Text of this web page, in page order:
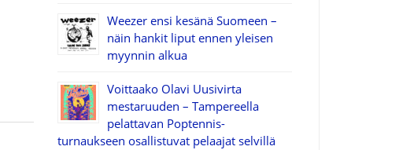
Weezer ensi kesänä Suomeen –
näin hankit liput ennen yleisen
myynnin alkua
Voittaako Olavi Uusivirta
mestaruuden – Tampereella
pelattavan Poptennis-
turnaukseen osallistuvat pelaajat selvillä